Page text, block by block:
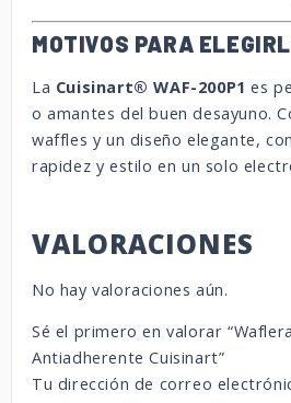
MOTIVOS PARA
La Cuisinart® WAF-200P1 es
o amantes del buen desayuno.
waffles y un diseño elegante,
rapidez y estilo en un solo
VALORACIONES
No hay valoraciones aún.
Sé el primero en valorar
Antiadherente Cuisinart”
Tu dirección de correo